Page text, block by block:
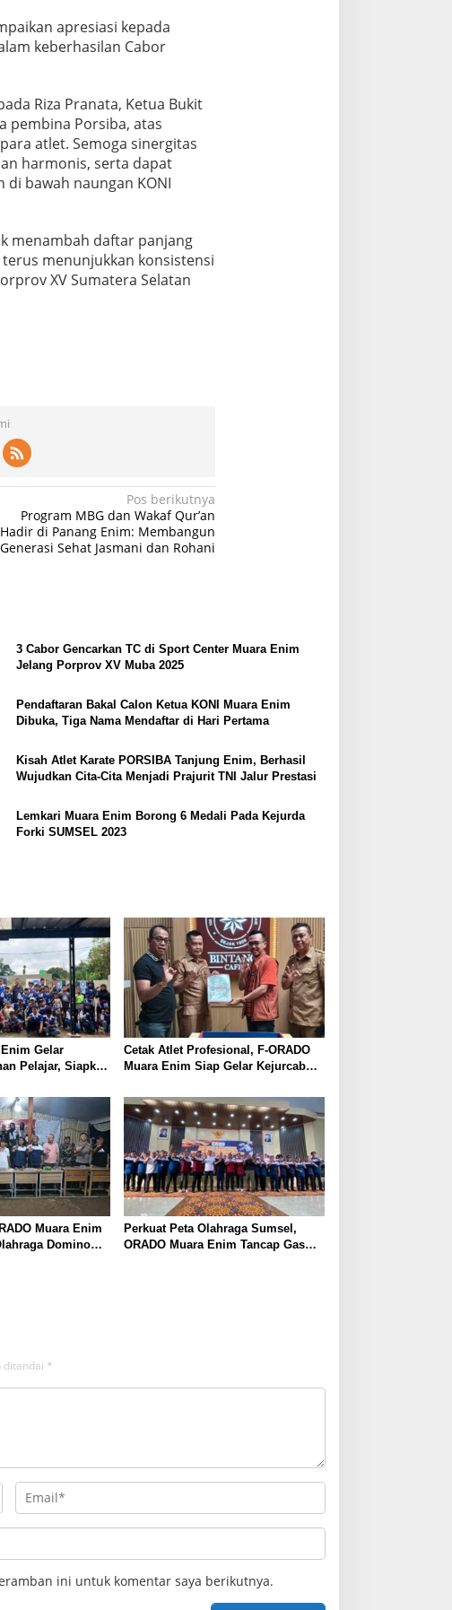
apresiasi kepada
keberhasilan Cabor
Riza Pranata, Ketua Bukit
pembina Porsiba, atas
atlet. Semoga sinergitas
harmonis, serta dapat
bawah naungan KONI
menambah daftar panjang
menunjukkan konsistensi
XV Sumatera Selatan
Pos berikutnya
Program MBG dan Wakaf Qur’an
Hadir di Panang Enim: Membangun
Generasi Sehat Jasmani dan Rohani
3 Cabor Gencarkan TC di Sport Center Muara Enim
Jelang Porprov XV Muba 2025
Pendaftaran Bakal Calon Ketua KONI Muara Enim
Dibuka, Tiga Nama Mendaftar di Hari Pertama
Kisah Atlet Karate PORSIBA Tanjung Enim, Berhasil
Wujudkan Cita-Cita Menjadi Prajurit TNI Jalur Prestasi
Lemkari Muara Enim Borong 6 Medali Pada Kejurda
Forki SUMSEL 2023
Enim Gelar
Pelajar, Siapkan
Cetak Atlet Profesional, F-ORADO
Muara Enim Siap Gelar Kejurcab
Muara Enim
Domino
Perkuat Peta Olahraga Sumsel,
ORADO Muara Enim Tancap Gas
ditandai *
ini untuk komentar saya berikutnya.